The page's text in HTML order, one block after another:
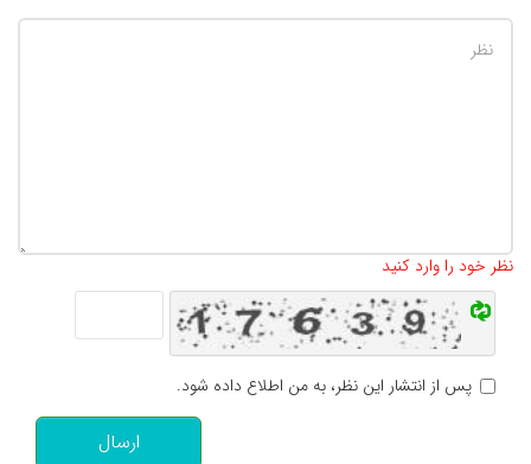
نظر خود را وارد کنید
پس از انتشار این نظر، به من اطلاع داده شود.
ارسال